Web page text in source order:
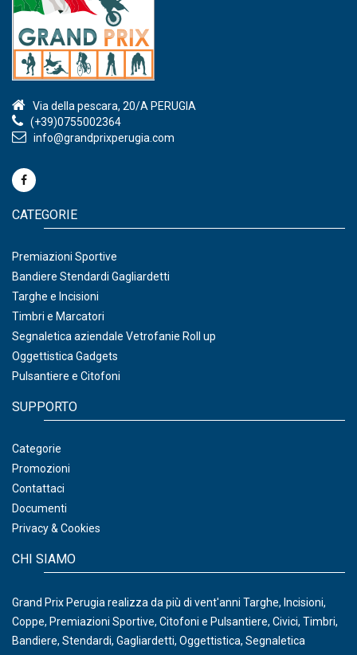
Via della pescara, 20/A PERUGIA
(+39)0755002364
info@grandprixperugia.com
CATEGORIE
Premiazioni Sportive
Bandiere Stendardi Gagliardetti
Targhe e Incisioni
Timbri e Marcatori
Segnaletica aziendale Vetrofanie Roll up
Oggettistica Gadgets
Pulsantiere e Citofoni
SUPPORTO
Categorie
Promozioni
Contattaci
Documenti
Privacy & Cookies
CHI SIAMO
Grand Prix Perugia realizza da più di vent'anni Targhe, Incisioni,
Coppe, Premiazioni Sportive, Citofoni e Pulsantiere, Civici, Timbri,
Bandiere, Stendardi, Gagliardetti, Oggettistica, Segnaletica